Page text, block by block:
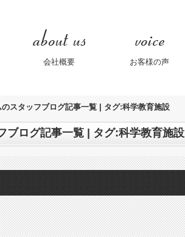
会社概要 お客様の声
スタッフブログ記事一覧 | タグ:科学教育施設
ブログ記事一覧 | タグ:科学教育施設